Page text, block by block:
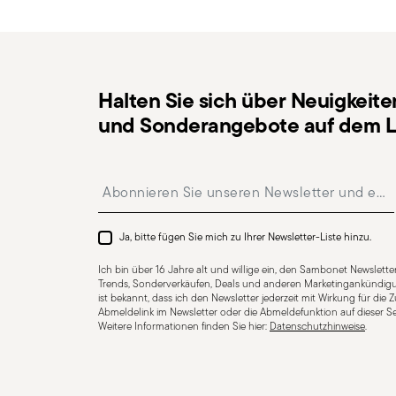
Halten Sie sich über
und Sonderangebote auf dem
Ja, bitte fügen Sie mich zu Ihrer Newsletter-Liste hinzu.
Ich bin über 16 Jahre alt und willige ein, den Sambonet
Trends, Sonderverkäufen, Deals und anderen
ist bekannt, dass ich den Newsletter jederzeit mit Wirkung für die
Abmeldelink im Newsletter oder die Abmeldefunktion auf dieser
Weitere Informationen finden Sie hier: Datenschutzhinweise.